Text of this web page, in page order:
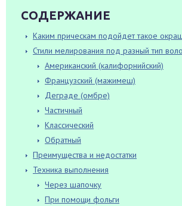
СОДЕРЖАНИЕ
Каким прическам подойдет такое
Стили мелирования под разный тип
Американский (калифорнийский)
Французский (мажимеш)
Деграде (омбре)
Частичный
Классический
Обратный
Преимущества и недостатки
Техника выполнения
Через шапочку
При помощи фольги